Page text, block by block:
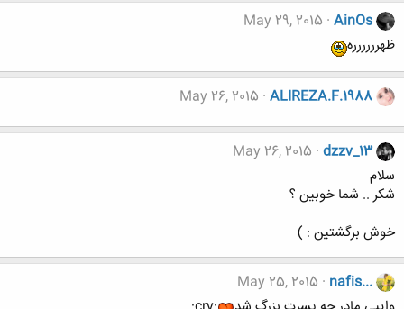
AinOs
May 29, 2015
ظهرررررره
ALIREZA.F.1988
May 26, 2015
dzzv_13
May 26, 2015
سلام
شکر .. شما خوبین ؟
خوش برگشتین : )
nafis...
May 25, 2015